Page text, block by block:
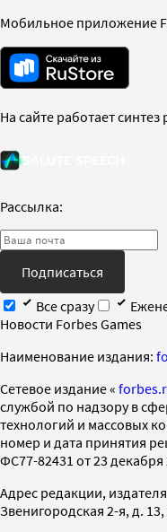
Мобильное приложение
На сайте работает синтез
Рассылка:
Подписаться
Все сразу
Новости Forbes Games
Наименование издания:
Cетевое издание «
службой по надзору в
технологий и массовых
номер и дата принятия
ФС77-82431 от 23 декабря
Адрес редакции,
Звенигородская 2-я, д. 13,